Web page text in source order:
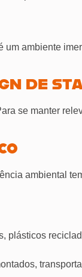
ambiente
DE
se manter
ambiental
plásticos